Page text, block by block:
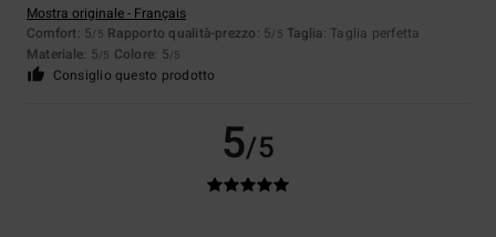
Mostra originale - Français
Comfort: 5/5 Rapporto qualità-prezzo: 5/5 Taglia: Taglia perfetta
Materiale: 5/5 Colore: 5/5
Consiglio questo prodotto
5/5